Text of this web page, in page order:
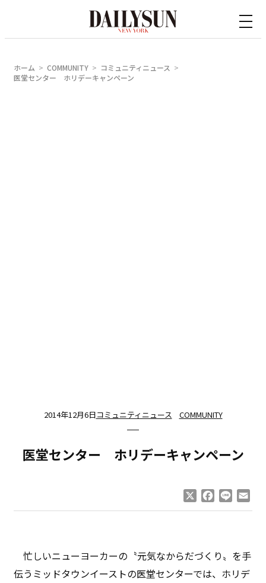
ホーム COMMUNITY
コミュニティニュース
医堂センター ホリデーキャンペーン
2014年12月6日コミュニティニュース COMMUNITY
医堂センター ホリデーキャンペーン
Facebook
Line
忙しいニューヨーカーの〝元気なからだづくり〟を手
伝うミッドタウンイーストの医堂センターでは、ホリデ